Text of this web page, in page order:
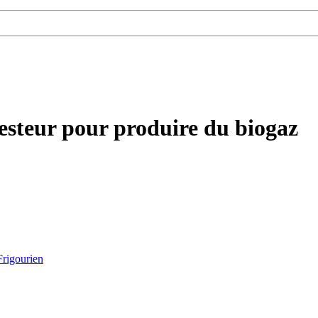
pour produire du biogaz